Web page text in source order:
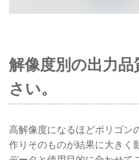
解像度別の出力
さい。
高解像度になるほどポリゴン
作りそのものが結果に大きく